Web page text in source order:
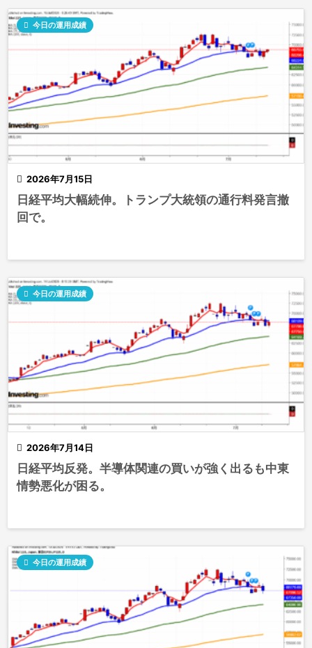
 2026年7月15日
 今日の運用成績
日経平均大幅続伸。トランプ大統領の通行料発言撤
回で。
 2026年7月14日
 今日の運用成績
日経平均反発。半導体関連の買いが強く出るも中東
情勢悪化が困る。
 今日の運用成績